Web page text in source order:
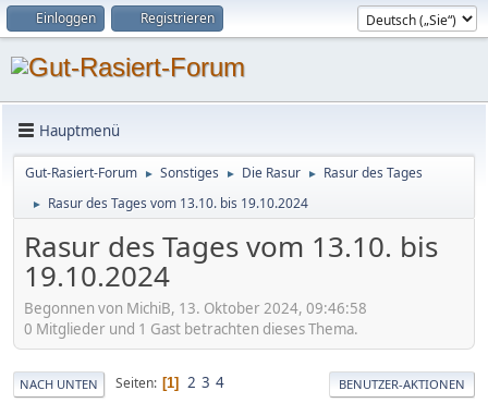
Einloggen Registrieren
Hauptmenü
Gut-Rasiert-Forum ► Sonstiges ► Die Rasur ► Rasur des Tages
► Rasur des Tages vom 13.10. bis 19.10.2024
Rasur des Tages vom 13.10. bis
19.10.2024
Begonnen von MichiB, 13. Oktober 2024, 09:46:58
0 Mitglieder und 1 Gast betrachten dieses Thema.
NACH UNTEN Seiten 1 2 3 4 BENUTZER-AKTIONEN